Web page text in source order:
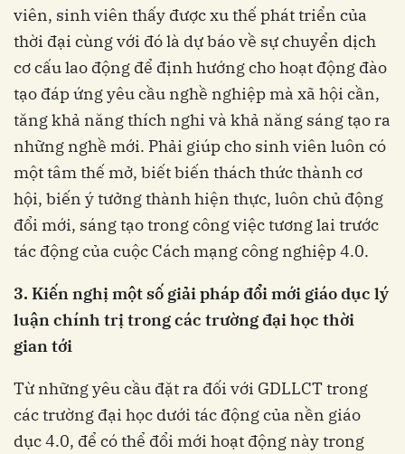
viên, sinh viên thấy được xu thế phát triển của
thời đại cùng với đó là dự báo về sự chuyển dịch
cơ cấu lao động để định hướng cho hoạt động đào
tạo đáp ứng yêu cầu nghề nghiệp mà xã hội cần,
tăng khả năng thích nghi và khả năng sáng tạo ra
những nghề mới. Phải giúp cho sinh viên luôn có
một tâm thế mở, biết biến thách thức thành cơ
hội, biến ý tưởng thành hiện thực, luôn chủ động
đổi mới, sáng tạo trong công việc tương lai trước
tác động của cuộc Cách mạng công nghiệp 4.0.
3. Kiến nghị một số giải pháp đổi mới giáo dục lý
luận chính trị trong các trường đại học thời
gian tới
Từ những yêu cầu đặt ra đối với GDLLCT trong
các trường đại học dưới tác động của nền giáo
dục 4.0, để có thể đổi mới hoạt động này trong